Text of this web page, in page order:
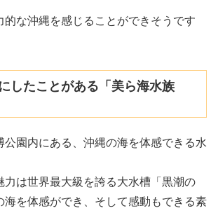
的な沖縄を感じることができそうです
したことがある「美ら海水族
公園内にある、沖縄の海を体感できる水
力は世界最大級を誇る大水槽「黒潮の
海を体感ができ、そして感動もできる素